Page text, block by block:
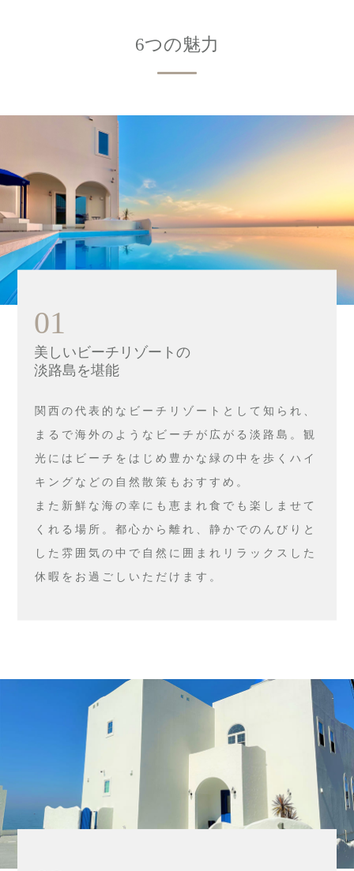
6つの魅力
01
美しいビーチリゾートの
淡路島を堪能
関西の代表的なビーチリゾートとして知られ、
まるで海外のようなビーチが広がる淡路島。観
光にはビーチをはじめ豊かな緑の中を歩くハイ
キングなどの自然散策もおすすめ。
また新鮮な海の幸にも恵まれ食でも楽しませて
くれる場所。都心から離れ、静かでのんびりと
した雰囲気の中で自然に囲まれリラックスした
休暇をお過ごしいただけます。